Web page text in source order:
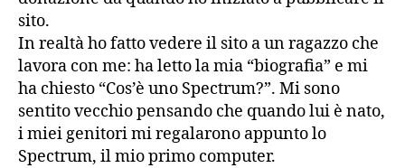
sito.
In realtà ho fatto vedere il sito a un ragazzo che
lavora con me: ha letto la mia “biografia” e mi
ha chiesto “Cos’è uno Spectrum?”. Mi sono
sentito vecchio pensando che quando lui è nato,
i miei genitori mi regalarono appunto lo
Spectrum, il mio primo computer.